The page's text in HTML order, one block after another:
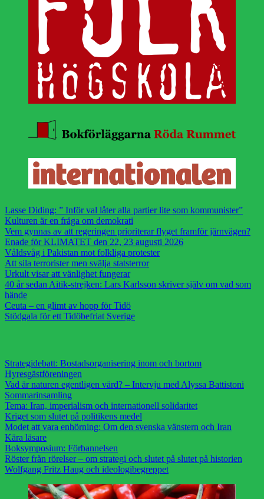
Lasse Diding: ” Inför val låter alla partier lite som kommunister”
Kulturen är en fråga om demokrati
Vem gynnas av att regeringen prioriterar flyget framför järnvägen?
Enade för KLIMATET den 22, 23 augusti 2026
Våldsvåg i Pakistan mot folkliga protester
Att sila terrorister men svälja statsterror
Urkult visar att vänlighet fungerar
40 år sedan Aitik-strejken: Lars Karlsson skriver själv om vad som
hände
Ceuta – en glimt av hopp för Tidö
Stödgala för ett Tidöbefriat Sverige
Strategidebatt: Bostadsorganisering inom och bortom
Hyresgästföreningen
Vad är naturen egentligen värd? – Intervju med Alyssa Battistoni
Sommarinsamling
Tema: Iran, imperialism och internationell solidaritet
Kriget som slutet på politikens medel
Modet att vara enhörning: Om den svenska vänstern och Iran
Kära läsare
Boksymposium: Förbannelsen
Röster från rörelser – om strategi och slutet på slutet på historien
Wolfgang Fritz Haug och ideologibegreppet